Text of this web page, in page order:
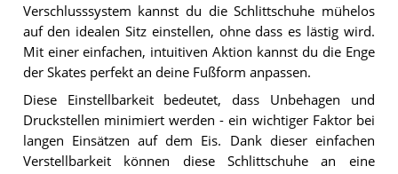
Verschlusssystem kannst du die Schlittschuhe mühelos
auf den idealen Sitz einstellen, ohne dass es lästig wird.
Mit einer einfachen, intuitiven Aktion kannst du die Enge
der Skates perfekt an deine Fußform anpassen.
Diese Einstellbarkeit bedeutet, dass Unbehagen und
Druckstellen minimiert werden - ein wichtiger Faktor bei
langen Einsätzen auf dem Eis. Dank dieser einfachen
Verstellbarkeit können diese Schlittschuhe an eine